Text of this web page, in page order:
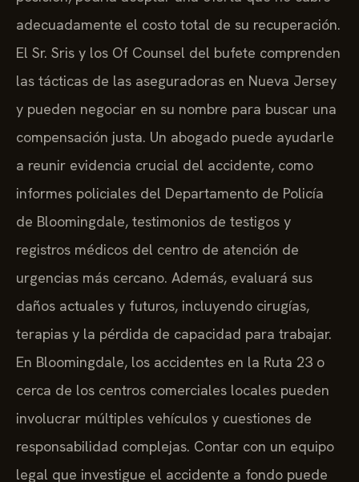
adecuadamente el costo total de su recuperación.
El Sr. Sris y los Of Counsel del bufete comprenden
las tácticas de las aseguradoras en Nueva Jersey
y pueden negociar en su nombre para buscar una
compensación justa. Un abogado puede ayudarle
a reunir evidencia crucial del accidente, como
informes policiales del Departamento de Policía
de Bloomingdale, testimonios de testigos y
registros médicos del centro de atención de
urgencias más cercano. Además, evaluará sus
daños actuales y futuros, incluyendo cirugías,
terapias y la pérdida de capacidad para trabajar.
En Bloomingdale, los accidentes en la Ruta 23 o
cerca de los centros comerciales locales pueden
involucrar múltiples vehículos y cuestiones de
responsabilidad complejas. Contar con un equipo
legal que investigue el accidente a fondo puede